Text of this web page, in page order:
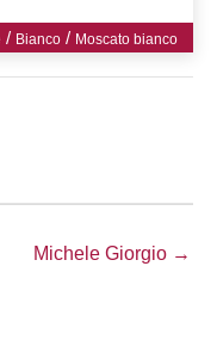
/ Bianco / Moscato bianco
Michele Giorgio →